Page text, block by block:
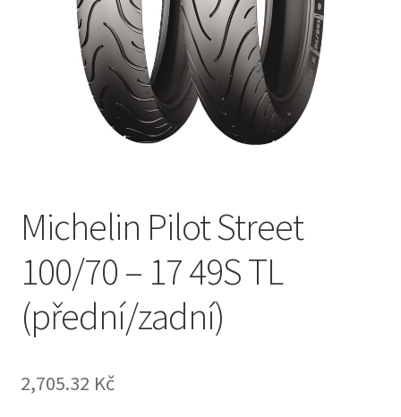
Michelin Pilot Street
100/70 – 17 49S TL
(přední/zadní)
2,705.32 Kč